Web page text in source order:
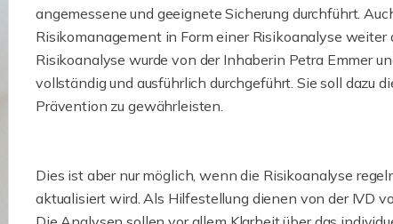
angemessene und geeignete Sicherung durchführt.
Risikomanagement in Form einer Risikoanalyse weiter
Risikoanalyse wurde von der Inhaberin Petra Emmer
vollständig und ausführlich durchgeführt. Sie soll dazu
Prävention zu gewährleisten.
Dies ist aber nur möglich, wenn die Risikoanalyse
aktualisiert wird. Als Hilfestellung dienen von der IVD